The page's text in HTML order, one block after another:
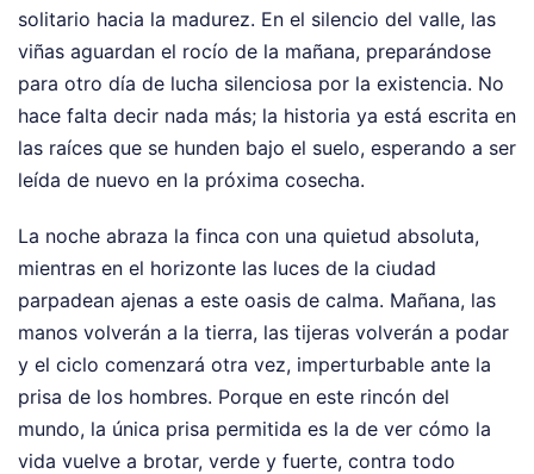
solitario hacia la madurez. En el silencio del valle, las
viñas aguardan el rocío de la mañana, preparándose
para otro día de lucha silenciosa por la existencia. No
hace falta decir nada más; la historia ya está escrita en
las raíces que se hunden bajo el suelo, esperando a ser
leída de nuevo en la próxima cosecha.
La noche abraza la finca con una quietud absoluta,
mientras en el horizonte las luces de la ciudad
parpadean ajenas a este oasis de calma. Mañana, las
manos volverán a la tierra, las tijeras volverán a podar
y el ciclo comenzará otra vez, imperturbable ante la
prisa de los hombres. Porque en este rincón del
mundo, la única prisa permitida es la de ver cómo la
vida vuelve a brotar, verde y fuerte, contra todo